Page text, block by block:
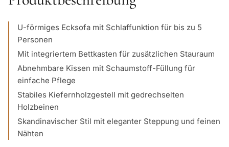
U-förmiges Ecksofa mit Schlaffunktion für bis zu 5
Personen
Mit integriertem Bettkasten für zusätzlichen Stauraum
Abnehmbare Kissen mit Schaumstoff-Füllung für
einfache Pflege
Stabiles Kiefernholzgestell mit gedrechselten
Holzbeinen
Skandinavischer Stil mit eleganter Steppung und feinen
Nähten